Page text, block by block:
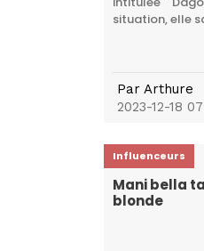
situation, elle
Par Arthure
2023-12-18
Influenceurs
Mani bella
blonde